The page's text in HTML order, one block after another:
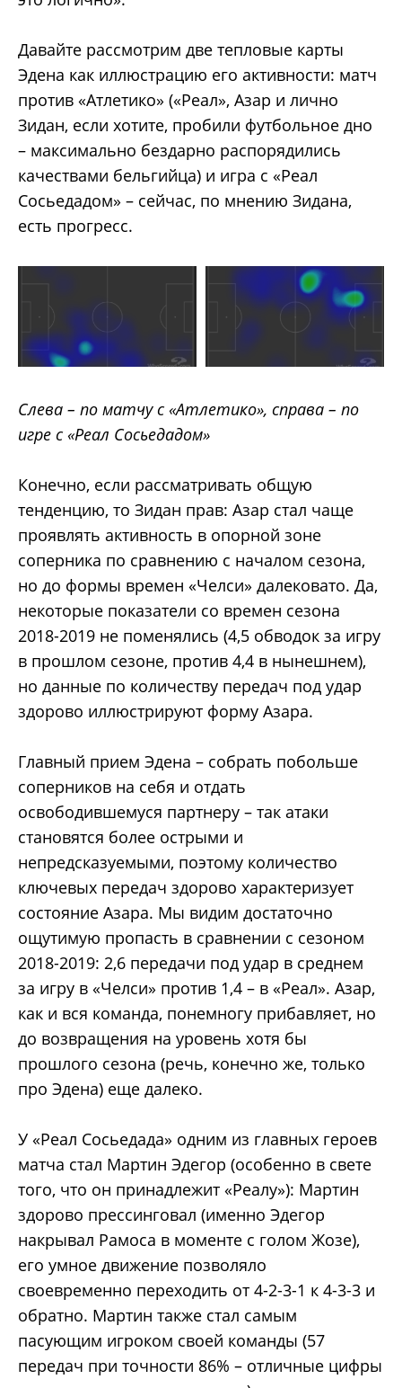
Давайте рассмотрим две тепловые карты
Эдена как иллюстрацию его активности: матч
против «Атлетико» («Реал», Азар и лично
Зидан, если хотите, пробили футбольное дно
– максимально бездарно распорядились
качествами бельгийца) и игра с «Реал
Сосьедадом» – сейчас, по мнению Зидана,
есть прогресс.
Слева – по матчу с «Атлетико», справа – по
игре с «Реал Сосьедадом»
Конечно, если рассматривать общую
тенденцию, то Зидан прав: Азар стал чаще
проявлять активность в опорной зоне
соперника по сравнению с началом сезона,
но до формы времен «Челси» далековато. Да,
некоторые показатели со времен сезона
2018-2019 не поменялись (4,5 обводок за игру
в прошлом сезоне, против 4,4 в нынешнем),
но данные по количеству передач под удар
здорово иллюстрируют форму Азара.
Главный прием Эдена – собрать побольше
соперников на себя и отдать
освободившемуся партнеру – так атаки
становятся более острыми и
непредсказуемыми, поэтому количество
ключевых передач здорово характеризует
состояние Азара. Мы видим достаточно
ощутимую пропасть в сравнении с сезоном
2018-2019: 2,6 передачи под удар в среднем
за игру в «Челси» против 1,4 – в «Реал». Азар,
как и вся команда, понемногу прибавляет, но
до возвращения на уровень хотя бы
прошлого сезона (речь, конечно же, только
про Эдена) еще далеко.
У «Реал Сосьедада» одним из главных героев
матча стал Мартин Эдегор (особенно в свете
того, что он принадлежит «Реалу»): Мартин
здорово прессинговал (именно Эдегор
накрывал Рамоса в моменте с голом Жозе),
его умное движение позволяло
своевременно переходить от 4-2-3-1 к 4-3-3 и
обратно. Мартин также стал самым
пасующим игроком своей команды (57
передач при точности 86% – отличные цифры